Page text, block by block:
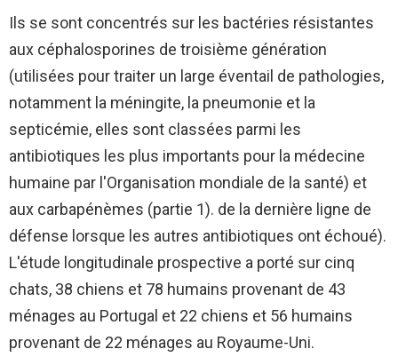
Ils se sont concentrés sur les bactéries résistantes
aux céphalosporines de troisième génération
(utilisées pour traiter un large éventail de pathologies,
notamment la méningite, la pneumonie et la
septicémie, elles sont classées parmi les
antibiotiques les plus importants pour la médecine
humaine par l'Organisation mondiale de la santé) et
aux carbapénèmes (partie 1). de la dernière ligne de
défense lorsque les autres antibiotiques ont échoué).
L'étude longitudinale prospective a porté sur cinq
chats, 38 chiens et 78 humains provenant de 43
ménages au Portugal et 22 chiens et 56 humains
provenant de 22 ménages au Royaume-Uni.